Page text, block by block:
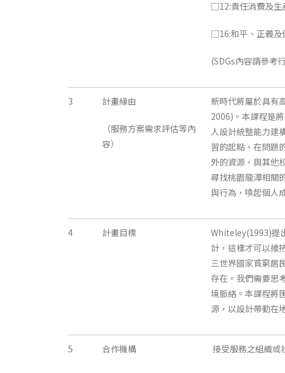
□12:責任消費及
□16:和平、正義及
(SDGs內容請參
3 計畫緣由
（服務方案需求評估等內
容）
新時代將屬於具有
2006)。本課程是
人設計統整能力建
習的起點，在問題
外的資源，與其他
尋找桃園龍潭相關
與行為，喚起個人
4 計畫目標
Whiteley(1993)提
計，這樣才可以維
三世界國家貧窮居
存在。我們需要思
境脈絡。本課程將
源，以設計帶動在
5 合作機構 接受服務之組織或